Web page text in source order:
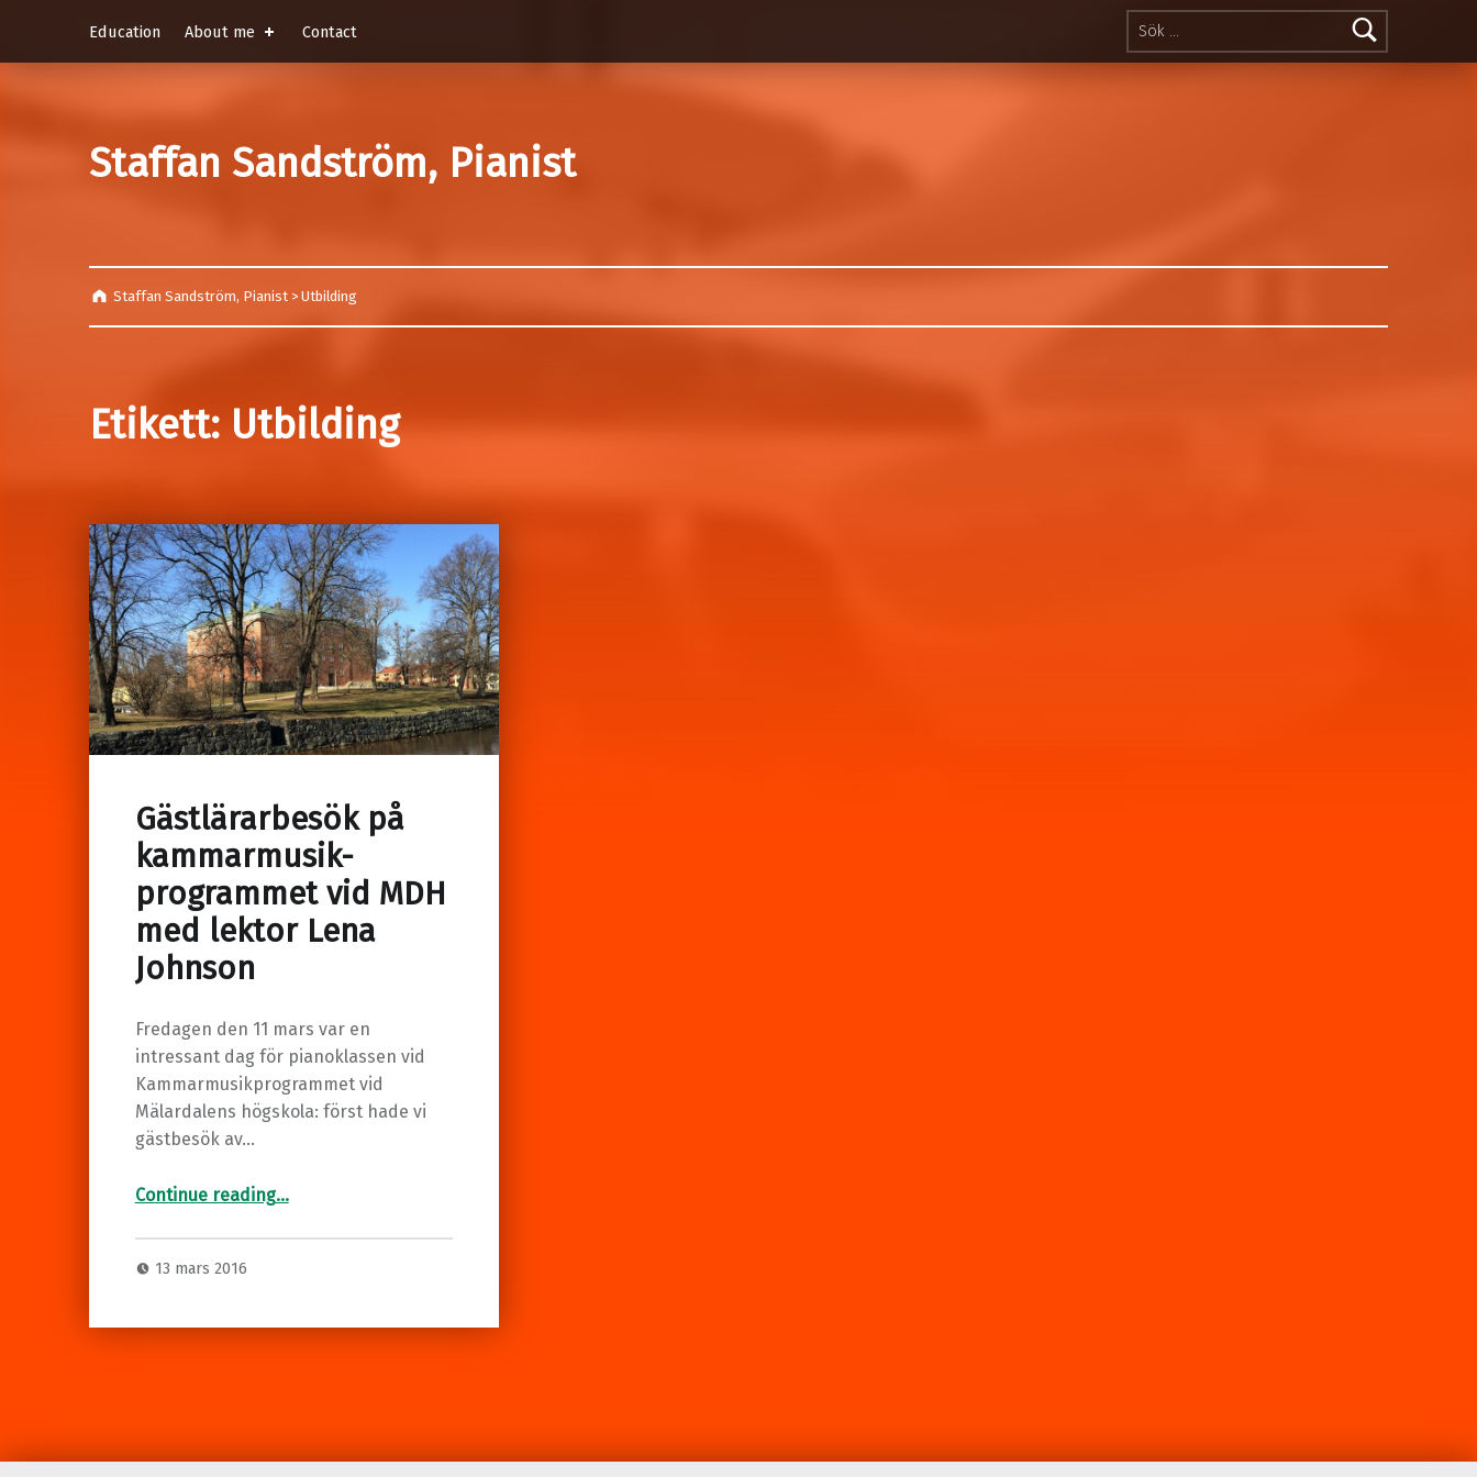
Sök efter:
Education
About me Contact
Staffan Sandström, Pianist
Staffan Sandström, Pianist >Utbilding
Etikett: Utbilding
Gästlärarbesök på
kammarmusik-
programmet vid MDH
med lektor Lena
Johnson
Fredagen den 11 mars var en
intressant dag för pianoklassen vid
Kammarmusikprogrammet vid
Mälardalens högskola: först hade vi
gästbesök av…
Continue readingprogrammet vid MDH
med lektor Lena Johnson”
…
13 mars 2016